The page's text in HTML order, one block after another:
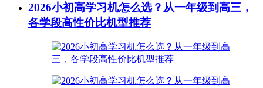
2026小初高学习机怎么选？从一年级到高三，
各学段高性价比机型推荐